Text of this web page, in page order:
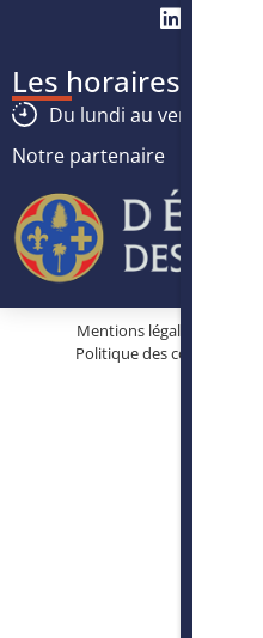
Les horaires
Du lundi au vendredi :
Notre partenaire
Mentions légales
Politique des cookies